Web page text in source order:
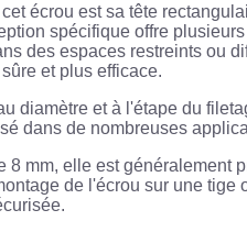
écrou est sa tête
spécifique offre
des espaces restreints ou
et plus efficace.
diamètre et à l'étape du
dans de nombreuses
8 mm, elle est généralement
de l'écrou sur une